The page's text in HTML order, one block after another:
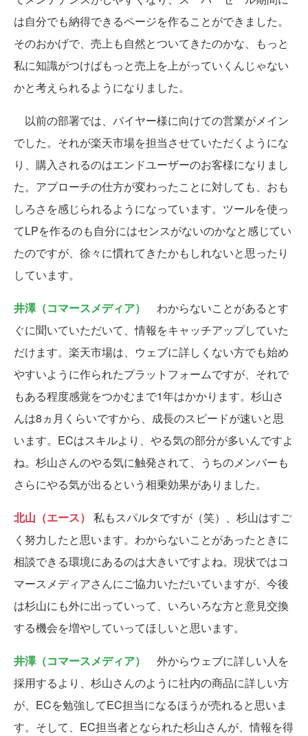
は自分でも納得できるページを作ることができました。
そのおかげで、売上も自然とついてきたのかな、もっと
私に知識がつけばもっと売上を上がっていくんじゃない
かと考えられるようになりました。
以前の部署では、バイヤー様に向けての営業がメイン
でした。それが楽天市場を担当させていただくようにな
り、購入されるのはエンドユーザーのお客様になりまし
た。アプローチの仕方が変わったことに対しても、おも
しろさを感じられるようになっています。ツールを使っ
てLPを作るのも自分にはセンスがないのかなと感じてい
たのですが、徐々に慣れてきたかもしれないと思ったり
しています。
井澤（コマースメディア） わからないことがあるとす
ぐに聞いていただいて、情報をキャッチアップしていた
だけます。楽天市場は、ウェブに詳しくない方でも始め
やすいように作られたプラットフォームですが、それで
もある程度感覚をつかむまで1年はかかります。杉山さ
んは8ヵ月くらいですから、成長のスピードが速いと思
います。ECはスキルより、やる気の部分が多いんですよ
ね。杉山さんのやる気に触発されて、うちのメンバーも
さらにやる気が出るという相乗効果がありました。
北山（エース） 私もスパルタですが（笑）、杉山はすご
く努力したと思います。わからないことがあったときに
相談できる環境にあるのは大きいですよね。現状ではコ
マースメディアさんにご協力いただいていますが、今後
は杉山にも外に出っていって、いろいろな方と意見交換
する機会を増やしていってほしいと思います。
井澤（コマースメディア） 外からウェブに詳しい人を
採用するより、杉山さんのように社内の商品に詳しい方
が、ECを勉強してEC担当になるほうが売れると思いま
す。そして、EC担当者となられた杉山さんが、情報を得